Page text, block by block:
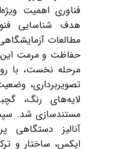
فناوری اهمیت
هدف شناسایی
مطالعات
حفاظت و مرمت این
مرحله نخست، با
تصویربرداری،
لایه‌های رنگ،
مستندسازی شد.
آنالیز دستگاهی
ایکس، ساختار و